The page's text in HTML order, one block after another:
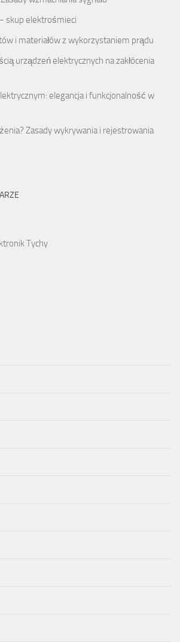
skup elektrośmieci
i materiałów z wykorzystaniem prądu
urządzeń elektrycznych na zakłócenia
elegancja i funkcjonalność w
Zasady wykrywania i rejestrowania
Tychy